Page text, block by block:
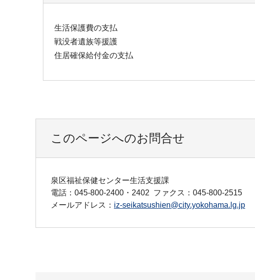
生活保護費の支払
戦没者遺族等援護
住居確保給付金の支払
このページへのお問合せ
泉区福祉保健センター生活支援課
電話：045-800-2400・2402 ファクス：045-800-2515
メールアドレス： iz-seikatsushien@city.yokohama.lg.jp